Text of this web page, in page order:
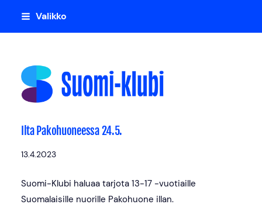
Siirry
Valikko
Suomi-klubi
Ilta Pakohuoneessa 24.5.
13.4.2023
Suomi-Klubi haluaa tarjota 13-17 -vuotiaille
Suomalaisille nuorille Pakohuone illan.